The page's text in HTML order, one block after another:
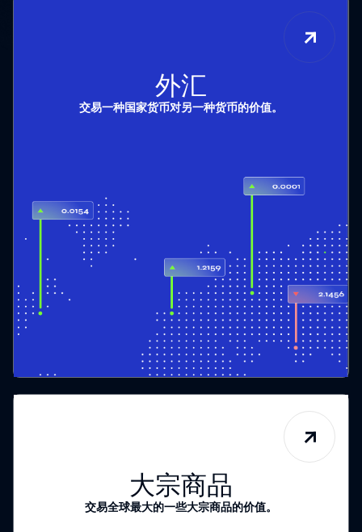
外汇
交易一种国家货币对另一种货币的价值。
大宗商品
交易全球最大的一些大宗商品的价值。